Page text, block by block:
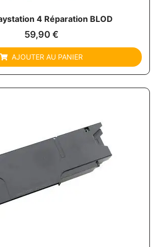
4 Réparation BLOD
59,90 €
AJOUTER AU PANIER